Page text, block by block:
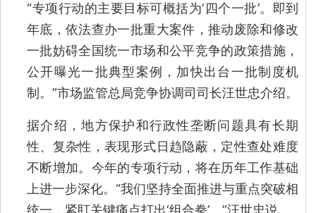
“专项行动的主要目标可概括为‘四个一批’。即到
年底，依法查办一批重大案件，推动废除和修改
一批妨碍全国统一市场和公平竞争的政策措施，
公开曝光一批典型案例，加快出台一批制度机
制。”市场监管总局竞争协调司司长汪世忠介绍。
据介绍，地方保护和行政性垄断问题具有长期
性、复杂性，表现形式日趋隐蔽，定性查处难度
不断增加。今年的专项行动，将在历年工作基础
上进一步深化。“我们坚持全面推进与重点突破相
统一，紧盯关键痛点打出‘组合拳’。”汪世忠说。